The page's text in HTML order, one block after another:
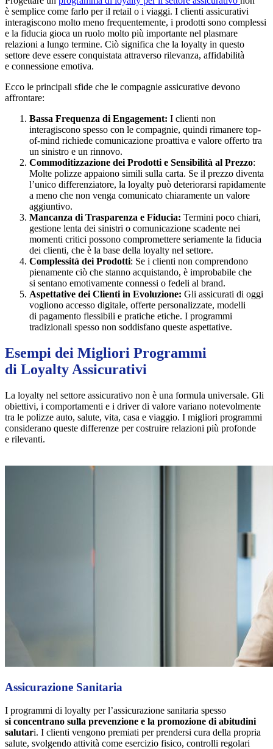
è semplice come farlo per il retail o i viaggi. I clienti assicurativi
interagiscono molto meno frequentemente, i prodotti sono complessi
e la fiducia gioca un ruolo molto più importante nel plasmare
relazioni a lungo termine. Ciò significa che la loyalty in questo
settore deve essere conquistata attraverso rilevanza, affidabilità
e connessione emotiva.
Ecco le principali sfide che le compagnie assicurative devono
affrontare:
Bassa Frequenza di Engagement: I clienti non
interagiscono spesso con le compagnie, quindi rimanere top-
of-mind richiede comunicazione proattiva e valore offerto tra
un sinistro e un rinnovo.
Commoditizzazione dei Prodotti e Sensibilità al Prezzo:
Molte polizze appaiono simili sulla carta. Se il prezzo diventa
l’unico differenziatore, la loyalty può deteriorarsi rapidamente
a meno che non venga comunicato chiaramente un valore
aggiuntivo.
Mancanza di Trasparenza e Fiducia: Termini poco chiari,
gestione lenta dei sinistri o comunicazione scadente nei
momenti critici possono compromettere seriamente la fiducia
dei clienti, che è la base della loyalty nel settore.
Complessità dei Prodotti: Se i clienti non comprendono
pienamente ciò che stanno acquistando, è improbabile che
si sentano emotivamente connessi o fedeli al brand.
Aspettative dei Clienti in Evoluzione: Gli assicurati di oggi
vogliono accesso digitale, offerte personalizzate, modelli
di pagamento flessibili e pratiche etiche. I programmi
tradizionali spesso non soddisfano queste aspettative.
Esempi dei Migliori Programmi
di Loyalty Assicurativi
La loyalty nel settore assicurativo non è una formula universale. Gli
obiettivi, i comportamenti e i driver di valore variano notevolmente
tra le polizze auto, salute, vita, casa e viaggio. I migliori programmi
considerano queste differenze per costruire relazioni più profonde
e rilevanti.
Assicurazione Sanitaria
I programmi di loyalty per l’assicurazione sanitaria spesso
si concentrano sulla prevenzione e la promozione di abitudini
salutari. I clienti vengono premiati per prendersi cura della propria
salute, svolgendo attività come esercizio fisico, controlli regolari